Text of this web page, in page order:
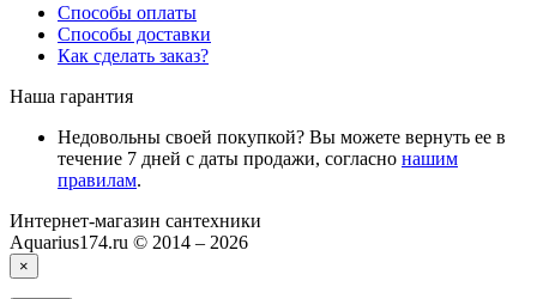
Способы оплаты
Способы доставки
Как сделать заказ?
Наша гарантия
Недовольны своей покупкой? Вы можете вернуть ее в
течение 7 дней с даты продажи, согласно нашим
правилам.
Интернет-магазин сантехники
Aquarius174.ru © 2014 – 2026
×